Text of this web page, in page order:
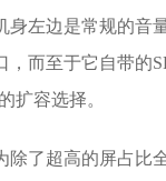
左边是常规的音
而至于它自带的
扩容选择。
了超高的屏占比